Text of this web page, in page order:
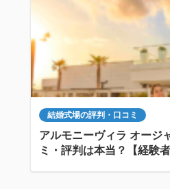
結婚式場の評判・口コミ
アルモニーヴィラ オージ
ミ・評判は本当？【経験者